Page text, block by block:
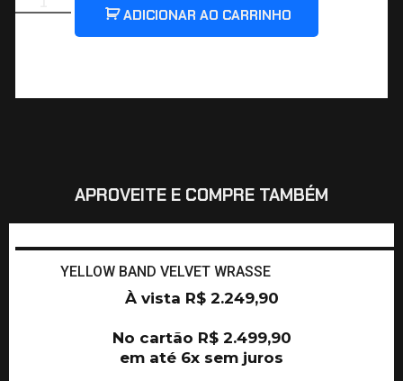
ADICIONAR AO CARRINHO
APROVEITE E COMPRE TAMBÉM
YELLOW BAND VELVET WRASSE
À vista R$2.249,90
No cartão R$2.499,90
em até 6x sem juros